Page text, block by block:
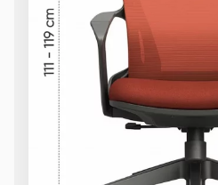
đặt hàng sản xuất theo yêu cầu.
4.2. Các trường hợp
phẩm
Sản phẩm đã qua sử dụng,
hoặc tự ý sửa chữa mà
xuất.
Sản phẩm sau khi đã được
khách kiểm tra hàng không